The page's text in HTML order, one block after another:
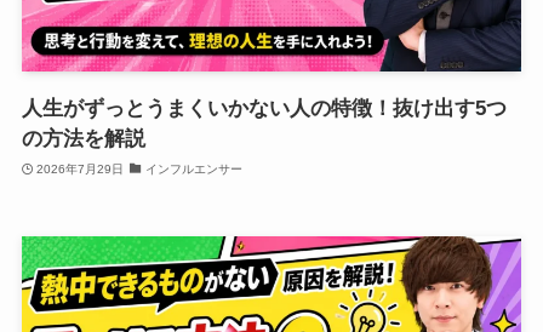
人生がずっとうまくいかない人の特徴！抜け出す5つ
の方法を解説
2026年7月29日 インフルエンサー